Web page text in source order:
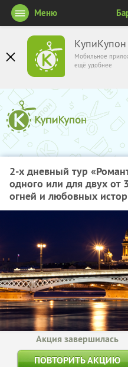
КупиКупон
Мобильное
ещё удобнее
Меню
2-х дневный тур
одного или для двух от
огней и любовных
Акция завершилась
ПОВТОРИТЬ АКЦИЮ